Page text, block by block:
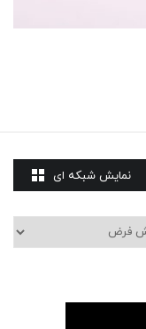
نمایش شبکه ای